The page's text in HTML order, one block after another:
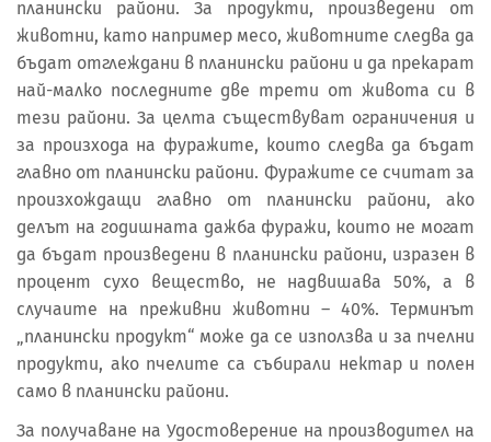
планински райони. За продукти, произведени от
животни, като например месо, животните следва да
бъдат отглеждани в планински райони и да прекарат
най-малко последните две трети от живота си в
тези райони. За целта съществуват ограничения и
за произхода на фуражите, които следва да бъдат
главно от планински райони. Фуражите се считат за
произхождащи главно от планински райони, ако
делът на годишната дажба фуражи, които не могат
да бъдат произведени в планински райони, изразен в
процент сухо вещество, не надвишава 50%, а в
случаите на преживни животни – 40%. Терминът
„планински продукт“ може да се използва и за пчелни
продукти, ако пчелите са събирали нектар и полен
само в планински райони.
За получаване на Удостоверение на производител на